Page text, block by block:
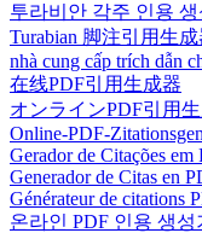
투라비안 각주 인용 생
Turabian 脚注引用生成
nhà cung cấp trích dẫn
在线PDF引用生成器
オンラインPDF引用
Online-PDF-
Gerador de Citações
Generador de Citas en
Générateur de citations
온라인 PDF 인용 생성